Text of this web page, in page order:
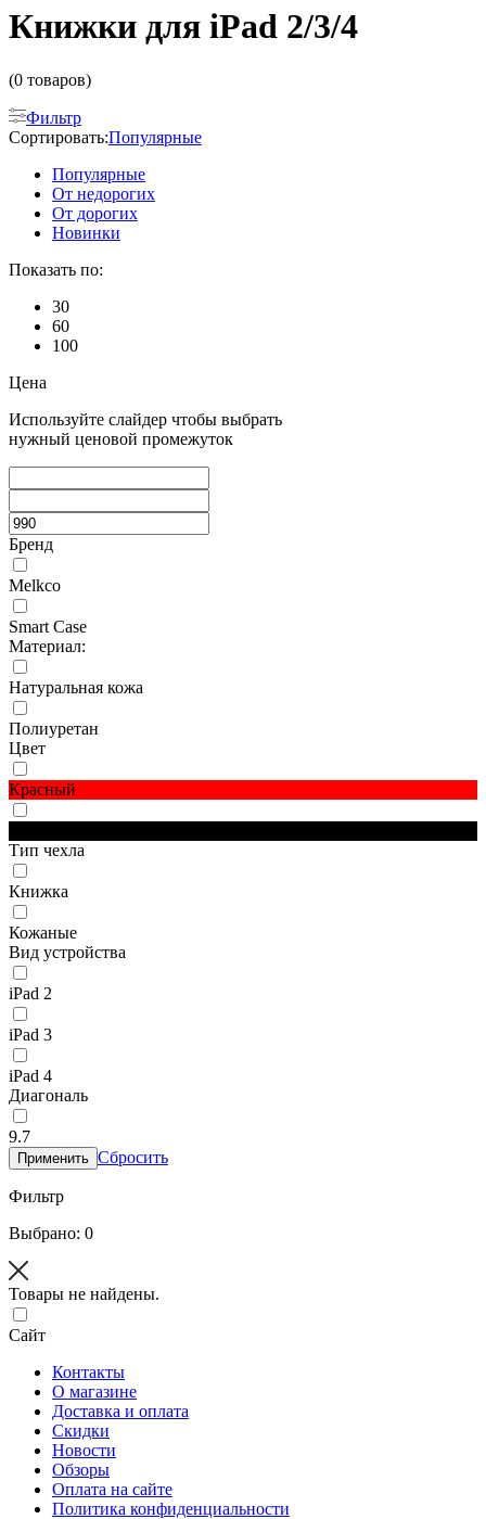
Книжки для iPad 2/3/4
(0 товаров)
Фильтр
Сортировать:Популярные
Популярные
От недорогих
От дорогих
Новинки
Показать по:
30
60
100
Цена
Используйте слайдер чтобы выбрать
нужный ценовой промежуток
Бренд
Melkco
Smart Case
Материал:
Натуральная кожа
Полиуретан
Цвет
Красный
Тип чехла
Книжка
Кожаные
Вид устройства
iPad 2
iPad 3
iPad 4
Диагональ
9.7
Применить Сбросить
Фильтр
Выбрано: 0
Товары не найдены.
Сайт
Контакты
О магазине
Доставка и оплата
Скидки
Новости
Обзоры
Оплата на сайте
Политика конфиденциальности